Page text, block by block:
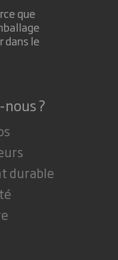
que
dans le
?
durable